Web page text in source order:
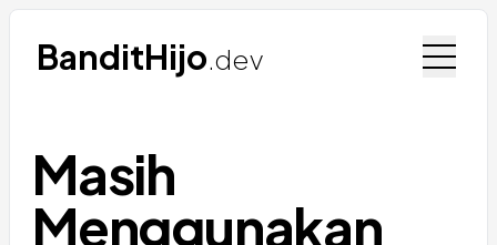
BanditHijo.dev
Masih
Menggunakan